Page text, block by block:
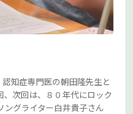
知症専門医の朝田隆先生と
次回は、８０年代にロック
ングライター白井貴子さん